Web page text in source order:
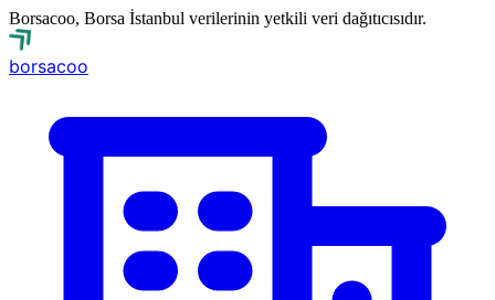
Borsacoo, Borsa İstanbul verilerinin yetkili veri dağıtıcısıdır.
borsacoo